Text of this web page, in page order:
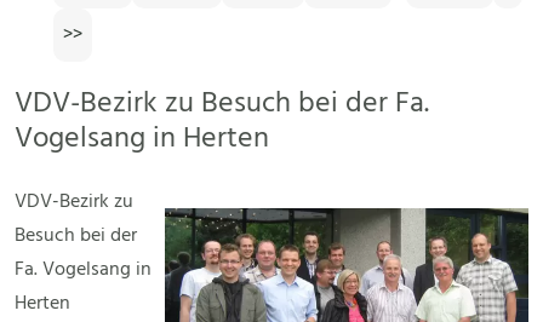
>>
VDV-Bezirk zu Besuch bei der Fa.
Vogelsang in Herten
VDV-Bezirk zu
Besuch bei der
Fa. Vogelsang in
Herten